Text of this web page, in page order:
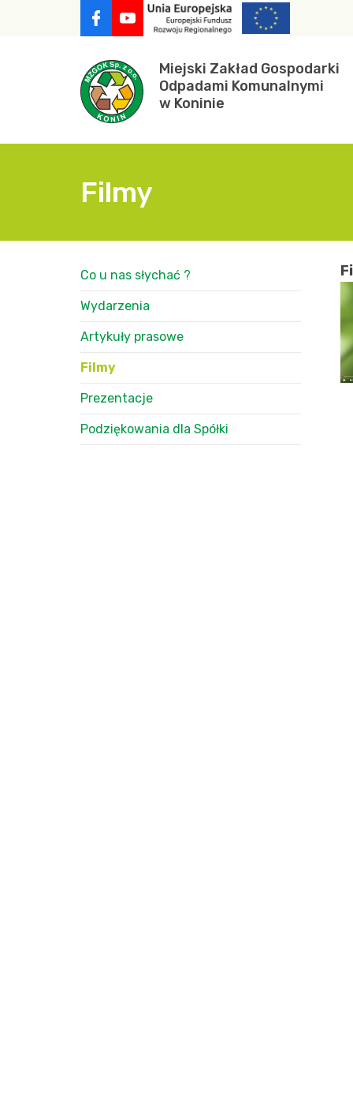
Skocz
do
zawartości
Miejski Zakład Gospodarki
Odpadami Komunalnymi
w Koninie
Filmy
Co u nas słychać ?
Wydarzenia
Artykuły prasowe
Filmy
Prezentacje
Podziękowania dla Spółki